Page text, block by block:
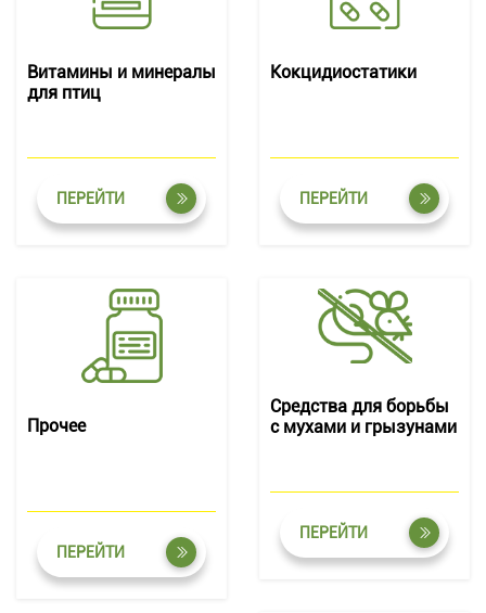
Витамины и минералы
для птиц
ПЕРЕЙТИ
Кокцидиостатики
ПЕРЕЙТИ
Прочее
ПЕРЕЙТИ
Средства для борьбы
с мухами и грызунами
ПЕРЕЙТИ